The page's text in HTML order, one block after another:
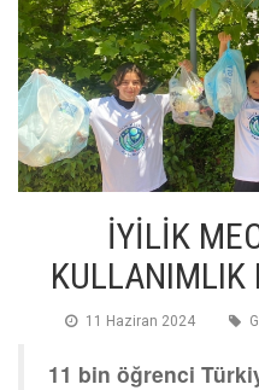
İYİLİK
KULLANIMLIK
11 Haziran 2024
11 bin öğrenci